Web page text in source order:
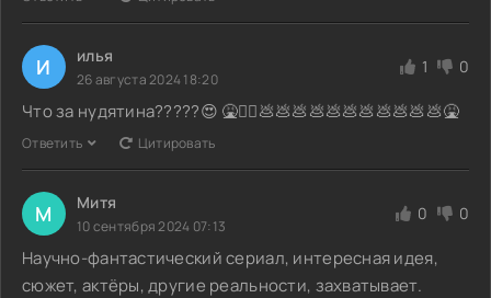
И илья
26 августа 2024 18:20
1 0
Что за нудятина?????😍 🤮🤦‍♂️💩💩💩💩💩💩💩💩💩💩💩🤮
Ответить Цитировать
М Митя
10 сентября 2024 07:13
0 0
Научно-фантастический сериал, интересная идея,
сюжет, актёры, другие реальности, захватывает.